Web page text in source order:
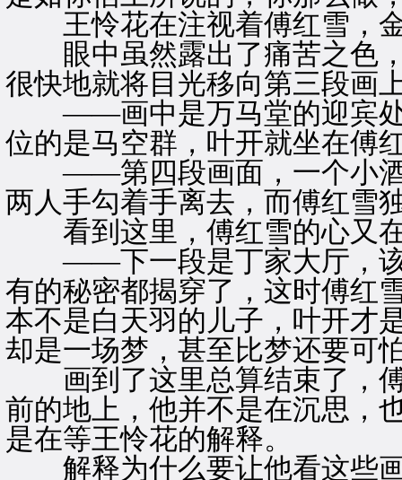
王怜花在注视着傅红雪，
眼中虽然露出了痛苦之色，
很快地就将目光移向第三段画
——画中是万马堂的迎宾处
位的是马空群，叶开就坐在傅
——第四段画面，一个小酒
两人手勾着手离去，而傅红雪
看到这里，傅红雪的心又
——下一段是丁家大厅，该
有的秘密都揭穿了，这时傅红
本不是白天羽的儿子，叶开才
却是一场梦，甚至比梦还要可
画到了这里总算结束了，傅
前的地上，他并不是在沉思，
是在等王怜花的解释。
解释为什么要让他看这些画